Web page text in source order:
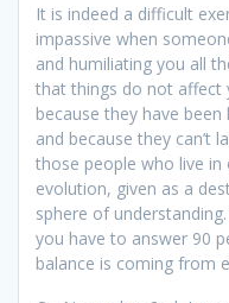
It is indeed a difficult
impassive when
and humiliating you all
that things do not affect
because they have
and because they can’t
those people who live
evolution, given as a
sphere of understanding.
you have to answer 90
balance is coming from